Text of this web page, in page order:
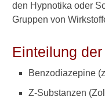
den Hypnotika oder
Gruppen von
Einteilung
Benzodiazepine
Z-Substanzen
Verwandte
c
h
a